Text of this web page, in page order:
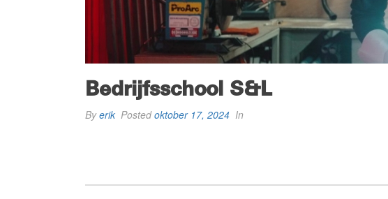
Bedrijfsschool S&L
Byerik Postedoktober 17, 2024 In